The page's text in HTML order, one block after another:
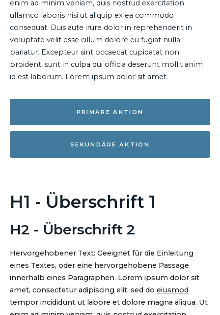
enim ad minim veniam, quis nostrud exercitation
ullamco laboris nisi ut aliquip ex ea commodo
consequat. Duis aute irure dolor in reprehenderit in
voluptate velit esse cillum dolore eu fugiat nulla
pariatur. Excepteur sint occaecat cupidatat non
proident, sunt in culpa qui officia deserunt mollit anim
id est laborum. Lorem ipsum dolor sit amet.
PRIMÄRE AKTION
SEKUNDÄRE AKTION
H1 - Überschrift 1
H2 - Überschrift 2
Hervorgehobener Text: Geeignet für die Einleitung
eines Textes, oder eine hervorgehobene Passage
innerhalb eines Paragraphen. Lorem ipsum dolor sit
amet, consectetur adipiscing elit, sed do eiusmod
tempor incididunt ut labore et dolore magna aliqua. Ut